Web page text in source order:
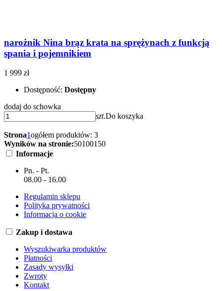
narożnik Nina brąz krata na sprężynach z funkcją
spania i pojemnikiem
1 999 zł
Dostępność: Dostępny
dodaj do schowka
szt.Do koszyka
Strona1ogółem produktów: 3
Wyników na stronie:50100150
Informacje
Pn. - Pt.
08.00 - 16.00
Regulamin sklepu
Polityka prywatności
Informacja o cookie
Zakup i dostawa
Wyszukiwarka produktów
Płatności
Zasady wysyłki
Zwroty
Kontakt